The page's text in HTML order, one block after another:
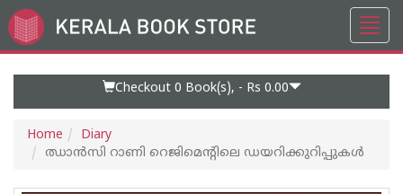
Go
to
Checkout 0 Book(s), - Rs 0.00
Home
Diary
ഝാൻസി റാണി റെജിമെന്റിലെ ഡയറിക്കുറിപ്പുകൾ